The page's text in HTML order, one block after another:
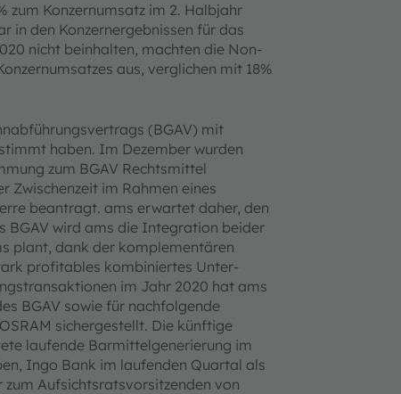
zum Konzernumsatz im 2. Halbjahr
in den Konzernergebnissen für das
nicht beinhalten, machten die Non-
aus, verglichen mit 18%
(BGAV) mit
haben. Im Dezember wurden
zum BGAV Rechtsmittel
Zwischenzeit im Rahmen eines
beantragt. ams erwartet daher, den
BGAV wird ams die Integration bei­der
plant, dank der komplementären
profitables kombiniertes Unter­
im Jahr 2020 hat ams
BGAV sowie für nachfolgende
sichergestellt. Die künftige
laufende Barmittelgenerierung im
Ingo Bank im laufenden Quartal als
zum Aufsichtsratsvorsitzenden von